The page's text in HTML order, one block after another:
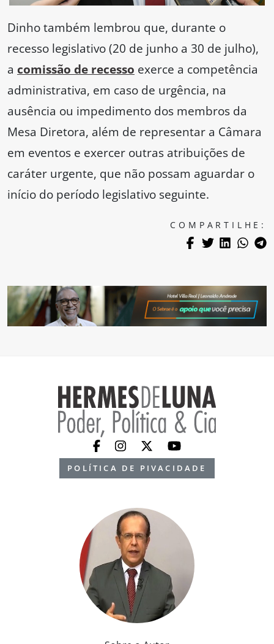
Dinho também lembrou que, durante o
recesso legislativo (20 de junho a 30 de julho),
a comissão de recesso exerce a competência
administrativa, em caso de urgência, na
ausência ou impedimento dos membros da
Mesa Diretora, além de representar a Câmara
em eventos e exercer outras atribuições de
caráter urgente, que não possam aguardar o
início do período legislativo seguinte.
COMPARTILHE:
POLÍTICA DE PIVACIDADE